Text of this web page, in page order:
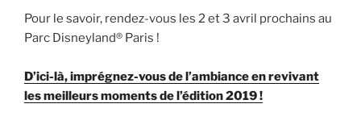
Pour le savoir, rendez-vous les 2 et 3 avril prochains au
Parc Disneyland® Paris !
D’ici-là, imprégnez-vous de l’ambiance en revivant
les meilleurs moments de l’édition 2019 !